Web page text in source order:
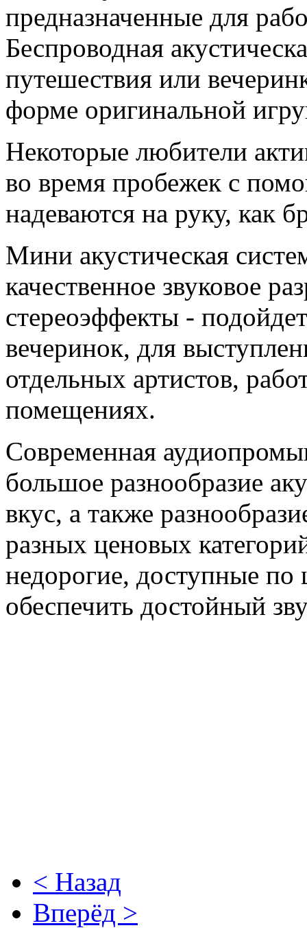
предназначенные для
Беспроводная
путешествия или
форме оригинальной
Некоторые любители
во время пробежек с
надеваются на руку, как
Мини акустическая
качественное звуковое
стереоэффекты -
вечеринок, для
отдельных артистов,
помещениях.
Современная
большое разнообразие
вкус, а также
разных ценовых
недорогие, доступные
обеспечить достойный
< Назад
Вперёд >